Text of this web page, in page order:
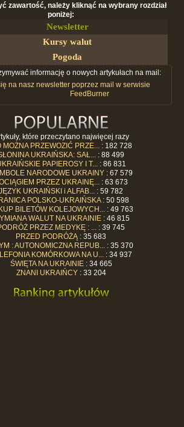
zawartość, należy kliknąć na wybrany rozdział
poniżej:
Newsletter
Kursy walut
Pogoda
informację o nowych artykułach na mail:
na nasz newsletter poprzez mail w serwisie
FeedBurner
które przeczytano najwięcej razy
MOŻNA PRZEWOZIĆ PRZE...
: 182 728
UKRAIŃSKA: SAŁ...
: 88 499
PAPIEROSY I T...
: 86 831
NARODOWE UKRAINY: 67 579
PRZEZ UKRAINĘ...
: 63 673
UKRAIŃSKI i ALFAB...
: 59 782
POLSKO-UKRAIŃSKA: 50 598
BILETÓW KOLEJOWYCH...
: 49 763
WALUT NA UKRAINIE: 46 815
PRZEZ MEDYKĘ : ...
: 39 745
PRZED PODRÓŻĄ : 35 683
: AUTONOMICZNA REPUB...
: 35 370
KOMÓRKOWA NA U...
: 34 937
ŚWIĘTA NA UKRAINIE: 34 665
ZNANI UKRAIŃCY: 33 204